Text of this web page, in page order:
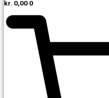
kr. 0,00 0